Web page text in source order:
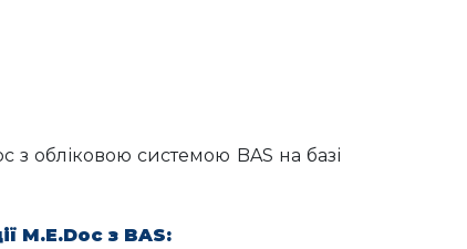
з обліковою системою BAS на базі
M.E.Doc з BAS: